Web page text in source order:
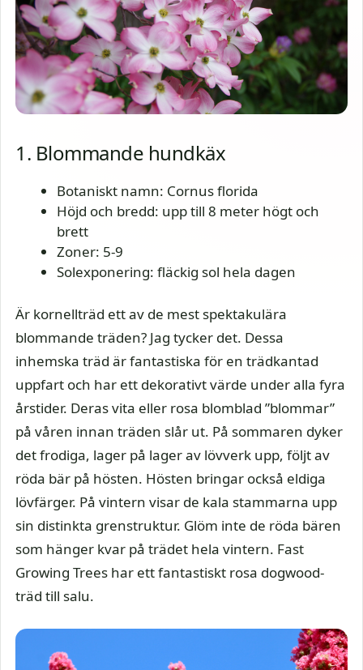
1. Blommande hundkäx
Botaniskt namn: Cornus florida
Höjd och bredd: upp till 8 meter högt och
brett
Zoner: 5-9
Solexponering: fläckig sol hela dagen
Är kornellträd ett av de mest spektakulära
blommande träden? Jag tycker det. Dessa
inhemska träd är fantastiska för en trädkantad
uppfart och har ett dekorativt värde under alla fyra
årstider. Deras vita eller rosa blomblad ”blommar”
på våren innan träden slår ut. På sommaren dyker
det frodiga, lager på lager av lövverk upp, följt av
röda bär på hösten. Hösten bringar också eldiga
lövfärger. På vintern visar de kala stammarna upp
sin distinkta grenstruktur. Glöm inte de röda bären
som hänger kvar på trädet hela vintern. Fast
Growing Trees har ett fantastiskt rosa dogwood-
träd till salu.